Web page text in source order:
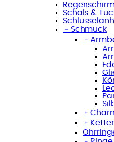
Schals &
﹣ Schmuck
﹣
﹢
﹢